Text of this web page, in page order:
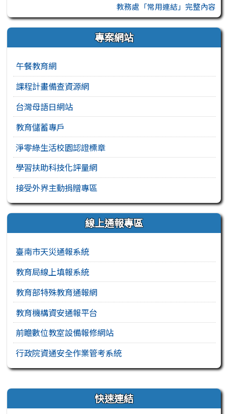
教務處「常用連結」完整內容
專案網站
午餐教育網
課程計畫備查資源網
台灣母語日網站
教育儲蓄專戶
淨零綠生活校園認證標章
學習扶助科技化評量網
接受外界主動捐贈專區
線上通報專區
臺南市天災通報系統
教育局線上填報系統
教育部特殊教育通報網
教育機構資安通報平台
前瞻數位教室設備報修網站
行政院資通安全作業管考系統
右邊區域內容 快速連結